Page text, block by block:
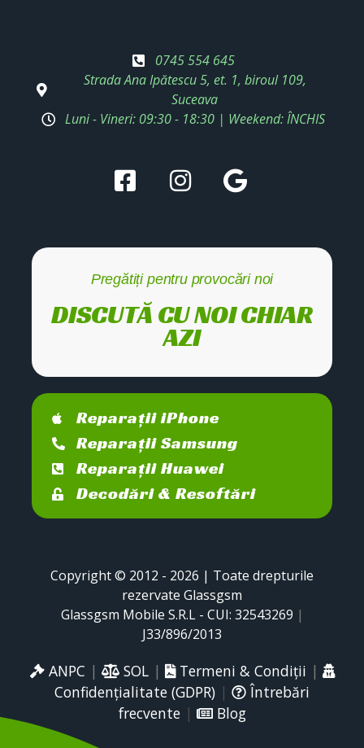
0745 554 645
Strada Ana Ipătescu 5, et. 1, biroul 109,
Suceava
Luni - Vineri: 09:30 - 18:30 | Weekend: ÎNCHIS
Pregătiți pentru provocări noi
DISCUTĂ CU NOI CHIAR
AZI
Reparații iPhone
Reparații Samsung
Reparații Huawei
Decodări & Resoftări
Copyright © 2012 - 2026 | Toate drepturile
rezervate Glassgsm
Glassgsm Mobile S.R.L - CUI: 32543269 |
J33/896/2013
ANPC | SOL| Termeni & Condiții |
Confidențialitate (GDPR) |
Întrebări
frecvente| Blog